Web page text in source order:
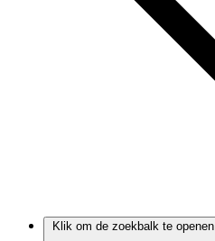
Klik om de zoekbalk te openen